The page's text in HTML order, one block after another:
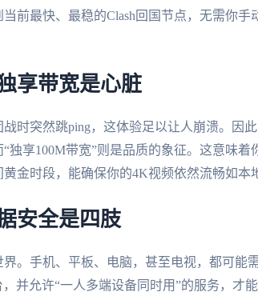
前最快、最稳的Clash回国节点，无需你手
享带宽是心脏
时突然跳ping，这体验足以让人崩溃。因此
独享100M带宽”则是品质的象征。这意味
金时段，能确保你的4K视频依然流畅如本
安全是四肢
。手机、平板、电脑，甚至电视，都可能
，并允许“一人多端设备同时用”的服务，才